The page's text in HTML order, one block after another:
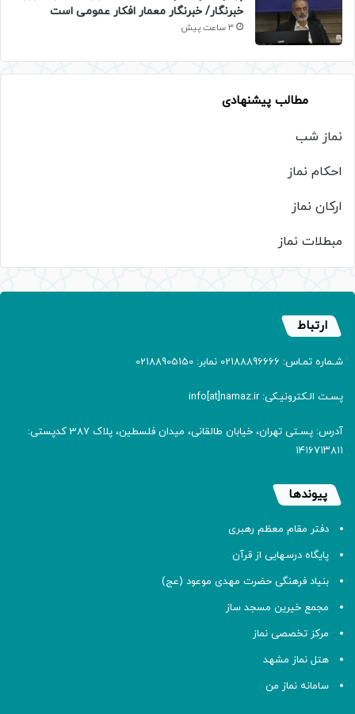
خبرنگار/ خبرنگار معمار افکار عمومی است
3 ساعت پیش
مطالب پیشنهادی
نماز شب
احکام نماز
ارکان نماز
مبطلات نماز
ارتباط
شـماره تمـاس: 02188896666 نمابر: 02188905150
پسـت الـکترونیـکی: info[at]namaz.ir
آدرس: پسـتی تهران، خیابان طالقانی، میدان فلسطین، پلاک 387 کدپستی:
۱۴۱۶۷۱۳۸۱۱
پیوندها
دفتر مقام معظم رهبری
پایگاه درسهایی از قرآن
بنیاد فرهنگی حضرت مهدی موعود (عج)
مجمع خیرین مسجد ساز
مرکز تخصصی نماز
هتل نماز مشهد
سامانه نماز من